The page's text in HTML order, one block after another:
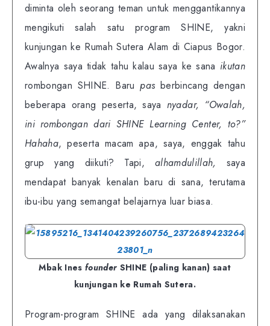
diminta oleh seorang teman untuk menggantikannya
mengikuti salah satu program SHINE, yakni
kunjungan ke Rumah Sutera Alam di Ciapus Bogor.
Awalnya saya tidak tahu kalau saya ke sana ikutan
rombongan SHINE. Barupasberbincang dengan
beberapa orang peserta, saya nyadar, “Owalah,
ini rombongan dari SHINE Learning Center, to?”
Hahaha, peserta macam apa, saya, enggak tahu
grup yang diikuti? Tapi, alhamdulillah,
saya
mendapat banyak kenalan baru di sana, terutama
ibu-ibu yang semangat belajarnya luar biasa.
Mbak Ines founder SHINE (paling kanan) saat
kunjungan ke Rumah Sutera.
Program-program SHINE ada yang dilaksanakan